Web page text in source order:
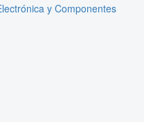
y Componentes